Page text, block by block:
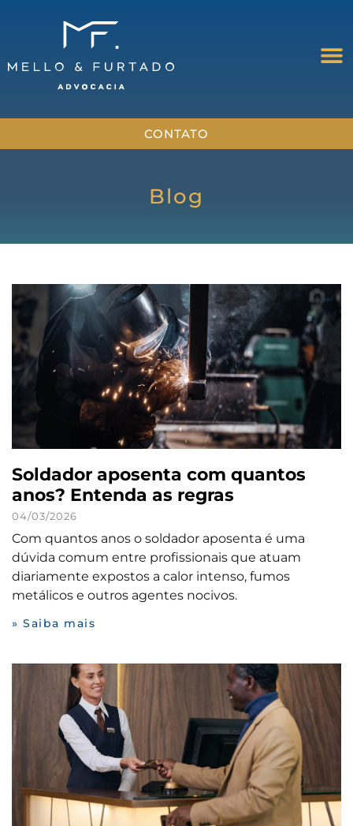
CONTATO
Blog
Soldador aposenta com quantos
anos? Entenda as regras
04/03/2026
Com quantos anos o soldador aposenta é uma
dúvida comum entre profissionais que atuam
diariamente expostos a calor intenso, fumos
metálicos e outros agentes nocivos.
» Saiba mais